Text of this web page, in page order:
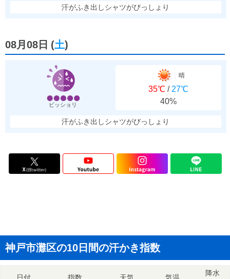
汗がふき出しシャツがびっしょり
08月08日 (土)
ビッショリ
晴
35℃ / 27℃
40%
汗がふき出しシャツがびっしょり
神戸市灘区の10日間の汗かき指数
降水